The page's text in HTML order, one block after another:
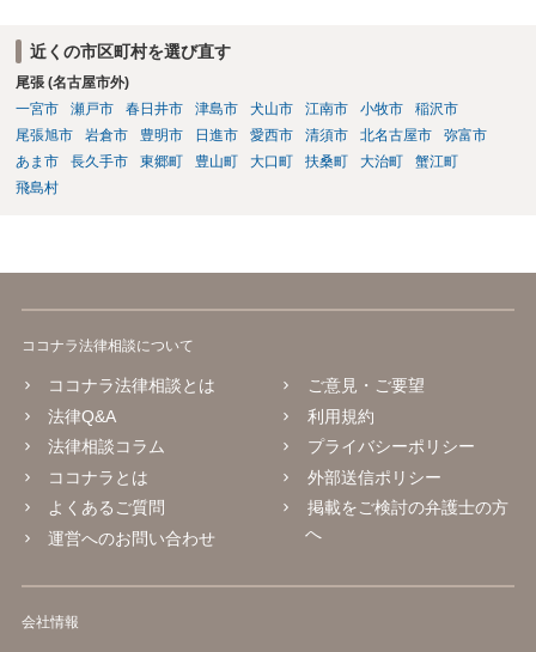
めに配偶者という立場を得ることが主な目的となります。 したがっ
て、形式的に届出がなされたとしても、双方は夫婦生活を営む意思が
ないので、婚姻意思はありません。 よって、婚姻は婚姻意思の欠如に
より、無効となります。
近くの市区町村を選び直す
尾張 (名古屋市外)
一宮市
瀬戸市 春日井市 津島市 犬山市 江南市 小牧市
稲沢市
尾張旭市
岩倉市 豊明市 日進市 愛西市 清須市 北名古屋市
弥富市
あま市
長久手市 東郷町 豊山町 大口町 扶桑町 大治町
蟹江町
飛島村
ココナラ法律相談について
ココナラ法律相談とは
法律Q&A
法律相談コラム
ココナラとは
よくあるご質問
運営へのお問い合わせ
ご意見・ご要望
利用規約
プライバシーポリシー
外部送信ポリシー
掲載をご検討の弁護士の方
へ
会社情報